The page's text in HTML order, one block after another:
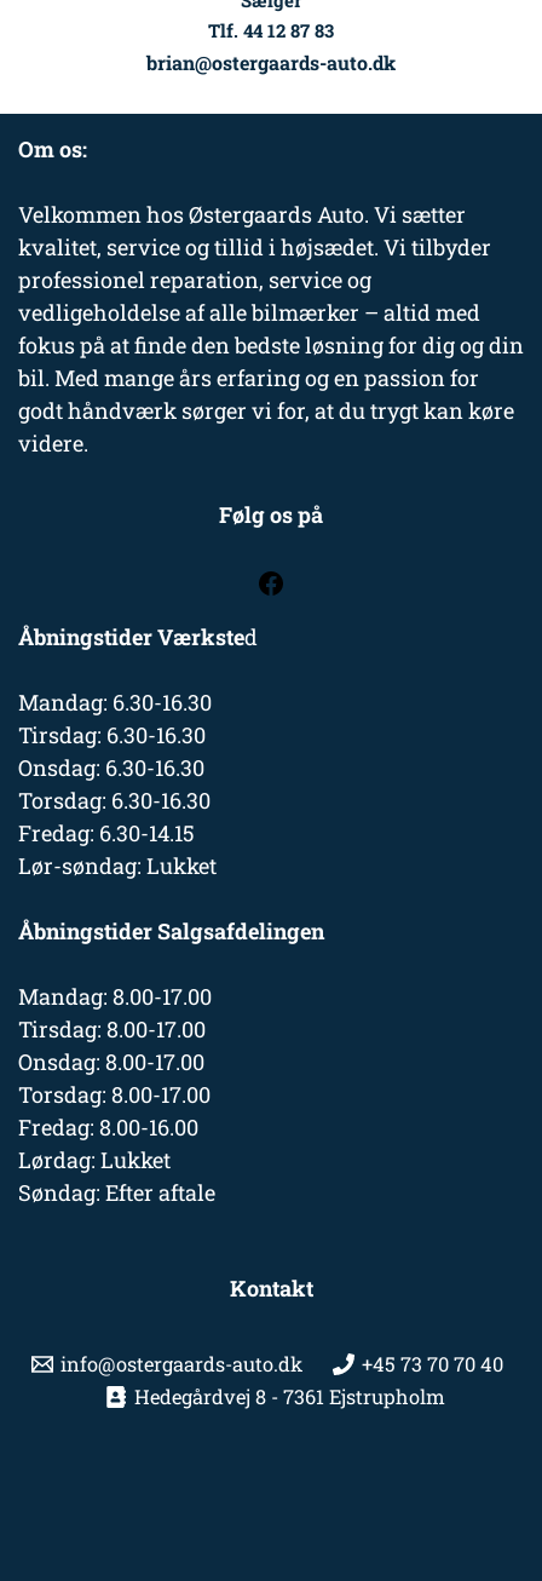
Tlf. 44 12 87 83
brian@ostergaards-auto.dk
Om os:
Velkommen hos Østergaards Auto. Vi sætter
kvalitet, service og tillid i højsædet. Vi tilbyder
professionel reparation, service og
vedligeholdelse af alle bilmærker – altid med
fokus på at finde den bedste løsning for dig og din
bil. Med mange års erfaring og en passion for
godt håndværk sørger vi for, at du trygt kan køre
videre.
Følg os på
Åbningstider Værksted
Mandag: 6.30-16.30
Tirsdag: 6.30-16.30
Onsdag: 6.30-16.30
Torsdag: 6.30-16.30
Fredag: 6.30-14.15
Lør-søndag: Lukket
Åbningstider Salgsafdelingen
Mandag: 8.00-17.00
Tirsdag: 8.00-17.00
Onsdag: 8.00-17.00
Torsdag: 8.00-17.00
Fredag: 8.00-16.00
Lørdag: Lukket
Søndag: Efter aftale
Kontakt
info@ostergaards-auto.dk
+45 73 70 70 40
Hedegårdvej 8 - 7361 Ejstrupholm